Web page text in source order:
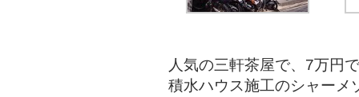
人気の三軒茶屋で、7万円
積水ハウス施工のシャーメ